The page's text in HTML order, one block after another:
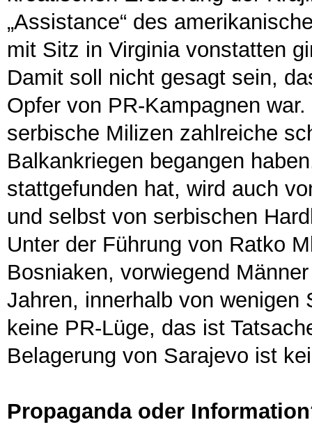
„Assistance“ des
mit Sitz in Virginia vonstatten
Damit soll nicht gesagt sein,
Opfer von PR-Kampagnen
serbische Milizen zahlreiche
Balkankriegen begangen
stattgefunden hat, wird auch
und selbst von serbischen
Unter der Führung von Ratko
Bosniaken, vorwiegend
Jahren, innerhalb von
keine PR-Lüge, das ist
Belagerung von Sarajevo ist
Propaganda oder